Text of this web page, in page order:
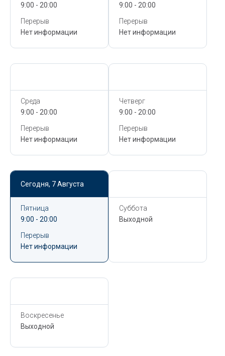
9:00 - 20:00
Перерыв
Нет информации
9:00 - 20:00
Перерыв
Нет информации
Среда
9:00 - 20:00
Перерыв
Нет информации
Четверг
9:00 - 20:00
Перерыв
Нет информации
Сегодня, 7 Августа
Пятница
9:00 - 20:00
Перерыв
Нет информации
Суббота
Выходной
Воскресенье
Выходной